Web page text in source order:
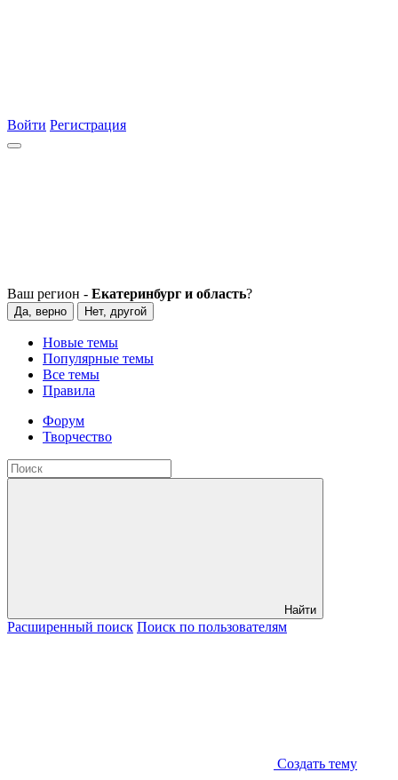
Войти Регистрация
Ваш регион - Екатеринбург и область?
Да, верно Нет, другой
Новые темы
Популярные темы
Все темы
Правила
Форум
Творчество
Найти
Расширенный поиск Поиск по пользователям
Создать тему